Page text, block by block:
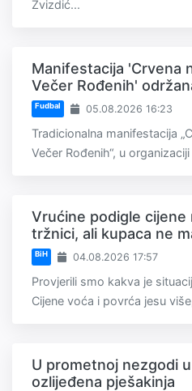
Zvizdić...
Manifestacija 'Crvena
Večer Rođenih'
Fudbal 05.08.2026 16:23
Tradicionalna manifestacija
Večer Rođenih“, u
Vrućine podigle cijene
tržnici, ali kupaca ne
BiH 04.08.2026 17:57
Provjerili smo kakva je
Cijene voća i povrća jesu
U prometnoj nezgodi
ozlijeđena pješakinja